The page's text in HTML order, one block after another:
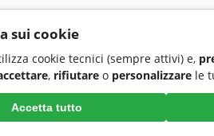
sui cookie
cookie tecnici (sempre attivi) e,
, rifiutare o personalizzare le
Accetta tutto